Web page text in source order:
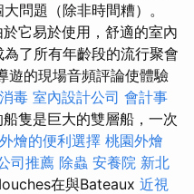
問題（除非時間糟）。
於它易於使用，舒適的室內
了所有年齡段的流行聚會
遊的現場音頻評論使體驗
消毒 室內設計公司 會計事
隻是巨大的雙層船，一次
燴的便利選擇 桃園外燴
司推薦 除蟲 安養院 新北
在與Bateaux 近視